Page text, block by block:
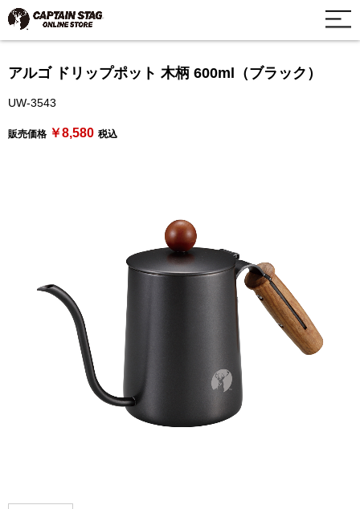
アルゴ ドリップポット 木柄 600ml（ブラック）
UW-3543
販売価格 ￥8,580 税込